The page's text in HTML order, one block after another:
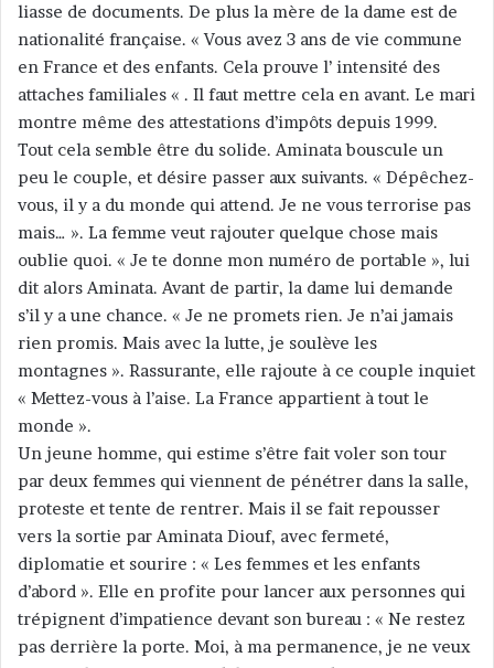
liasse de documents. De plus la mère de la dame est de
nationalité française. « Vous avez 3 ans de vie commune
en France et des enfants. Cela prouve l’ intensité des
attaches familiales « . Il faut mettre cela en avant. Le mari
montre même des attestations d’impôts depuis 1999.
Tout cela semble être du solide. Aminata bouscule un
peu le couple, et désire passer aux suivants. « Dépêchez-
vous, il y a du monde qui attend. Je ne vous terrorise pas
mais… ». La femme veut rajouter quelque chose mais
oublie quoi. « Je te donne mon numéro de portable », lui
dit alors Aminata. Avant de partir, la dame lui demande
s’il y a une chance. « Je ne promets rien. Je n’ai jamais
rien promis. Mais avec la lutte, je soulève les
montagnes ». Rassurante, elle rajoute à ce couple inquiet
« Mettez-vous à l’aise. La France appartient à tout le
monde ».
Un jeune homme, qui estime s’être fait voler son tour
par deux femmes qui viennent de pénétrer dans la salle,
proteste et tente de rentrer. Mais il se fait repousser
vers la sortie par Aminata Diouf, avec fermeté,
diplomatie et sourire : « Les femmes et les enfants
d’abord ». Elle en profite pour lancer aux personnes qui
trépignent d’impatience devant son bureau : « Ne restez
pas derrière la porte. Moi, à ma permanence, je ne veux